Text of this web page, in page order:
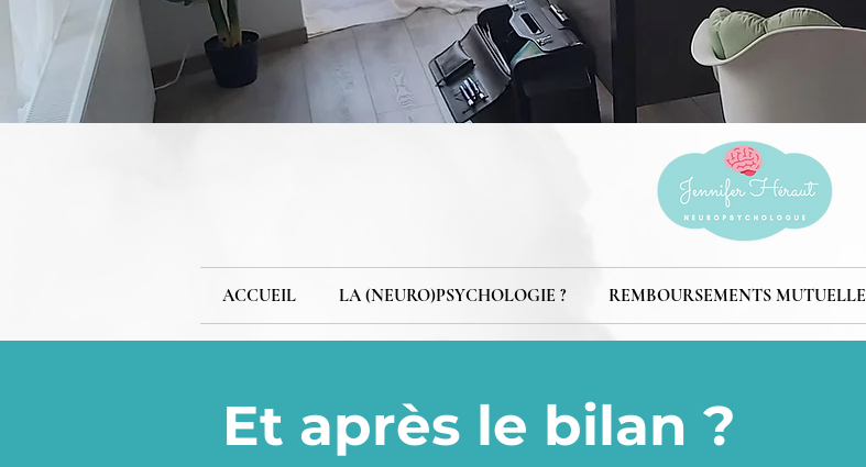
ACCUEIL LA (NEURO)PSYCHOLOGIE ? REMBOURSEMENTS MUTUELLE
Et après le bilan ?